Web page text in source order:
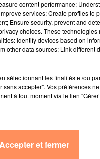
content performance;
services; Create profiles to
Ensure security, prevent and
choices. These technologies
Identify devices based on
other data sources; Link different
sélectionnant les finalités et/ou
accepter". Vos préférences
à tout moment via le lien
et fermer